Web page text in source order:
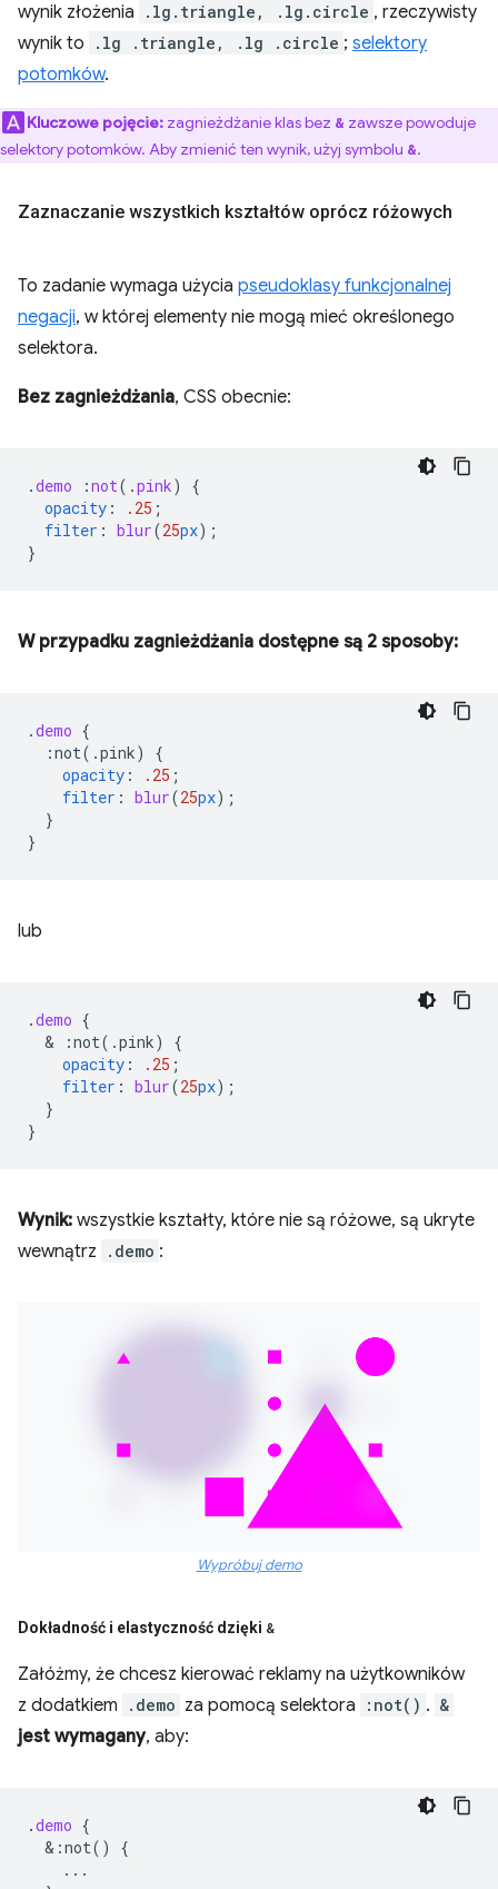
wynik złożenia
.lg.triangle, .lg.circle , rzeczywisty
wynik to
.lg .triangle, .lg .circle ; selektory
potomków.
Kluczowe pojęcie: zagnieżdżanie klas bez & zawsze powoduje
selektory potomków. Aby zmienić ten wynik, użyj symbolu &.
Zaznaczanie wszystkich kształtów oprócz różowych
To zadanie wymaga użycia pseudoklasy funkcjonalnej
negacji, w której elementy nie mogą mieć określonego
selektora.
Bez zagnieżdżania, CSS obecnie:
.demo :not( .pink)
{
opacity : .25 ;
filter : blur(25px);
}
W przypadku zagnieżdżania dostępne są 2 sposoby:
.demo {
:not(.pink)
{
opacity : .25 ;
filter : blur(25px);
}
}
lub
.demo {
  &
:not(.pink)
{
opacity : .25 ;
filter : blur(25px);
}
}
Wynik: wszystkie kształty, które nie są różowe, są ukryte
wewnątrz
.demo :
Wypróbuj demo
Dokładność i elastyczność dzięki &
Załóżmy, że chcesz kierować reklamy na użytkowników
z dodatkiem
.demo za pomocą selektora :not() . &
jest wymagany, aby:
.demo {
& :not()
{
...